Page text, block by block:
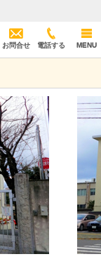
お問合せ 電話する MENU